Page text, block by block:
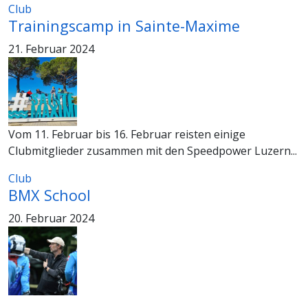
Club
Trainingscamp in Sainte-Maxime
21. Februar 2024
Vom 11. Februar bis 16. Februar reisten einige
Clubmitglieder zusammen mit den Speedpower Luzern...
Club
BMX School
20. Februar 2024